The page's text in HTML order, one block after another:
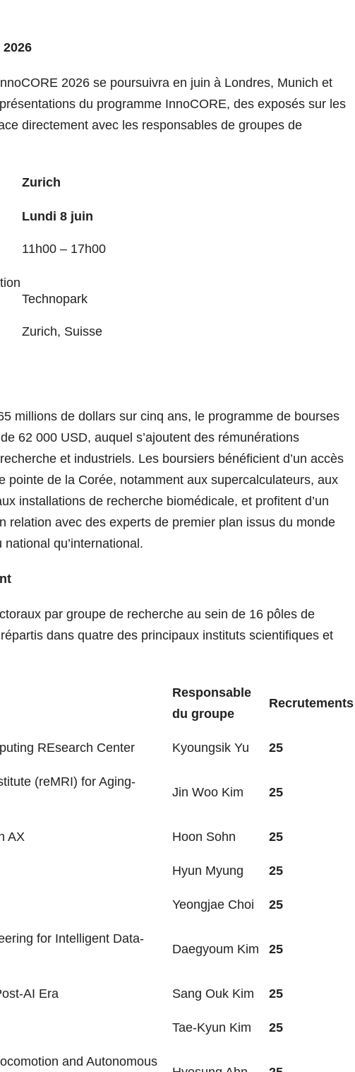
2026 se poursuivra en juin à Londres, Munich et
du programme InnoCORE, des exposés sur les
directement avec les responsables de groupes de
Zurich
Lundi 8 juin
11h00 – 17h00
Technopark
Zurich, Suisse
millions de dollars sur cinq ans, le programme de bourses
62 000 USD, auquel s’ajoutent des rémunérations
et industriels. Les boursiers bénéficient d’un accès
pointe de la Corée, notamment aux supercalculateurs, aux
installations de recherche biomédicale, et profitent d’un
relation avec des experts de premier plan issus du monde
qu’international.
par groupe de recherche au sein de 16 pôles de
dans quatre des principaux instituts scientifiques et
Responsable
du groupe
Recrutements
REsearch Center Kyoungsik Yu 25
(reMRI) for Aging-
Jin Woo Kim 25
AX Hoon Sohn 25
Hyun Myung 25
Yeongjae Choi 25
for Intelligent Data-
Daegyoum Kim 25
AI Era Sang Ouk Kim 25
Tae-Kyun Kim 25
and Autonomous